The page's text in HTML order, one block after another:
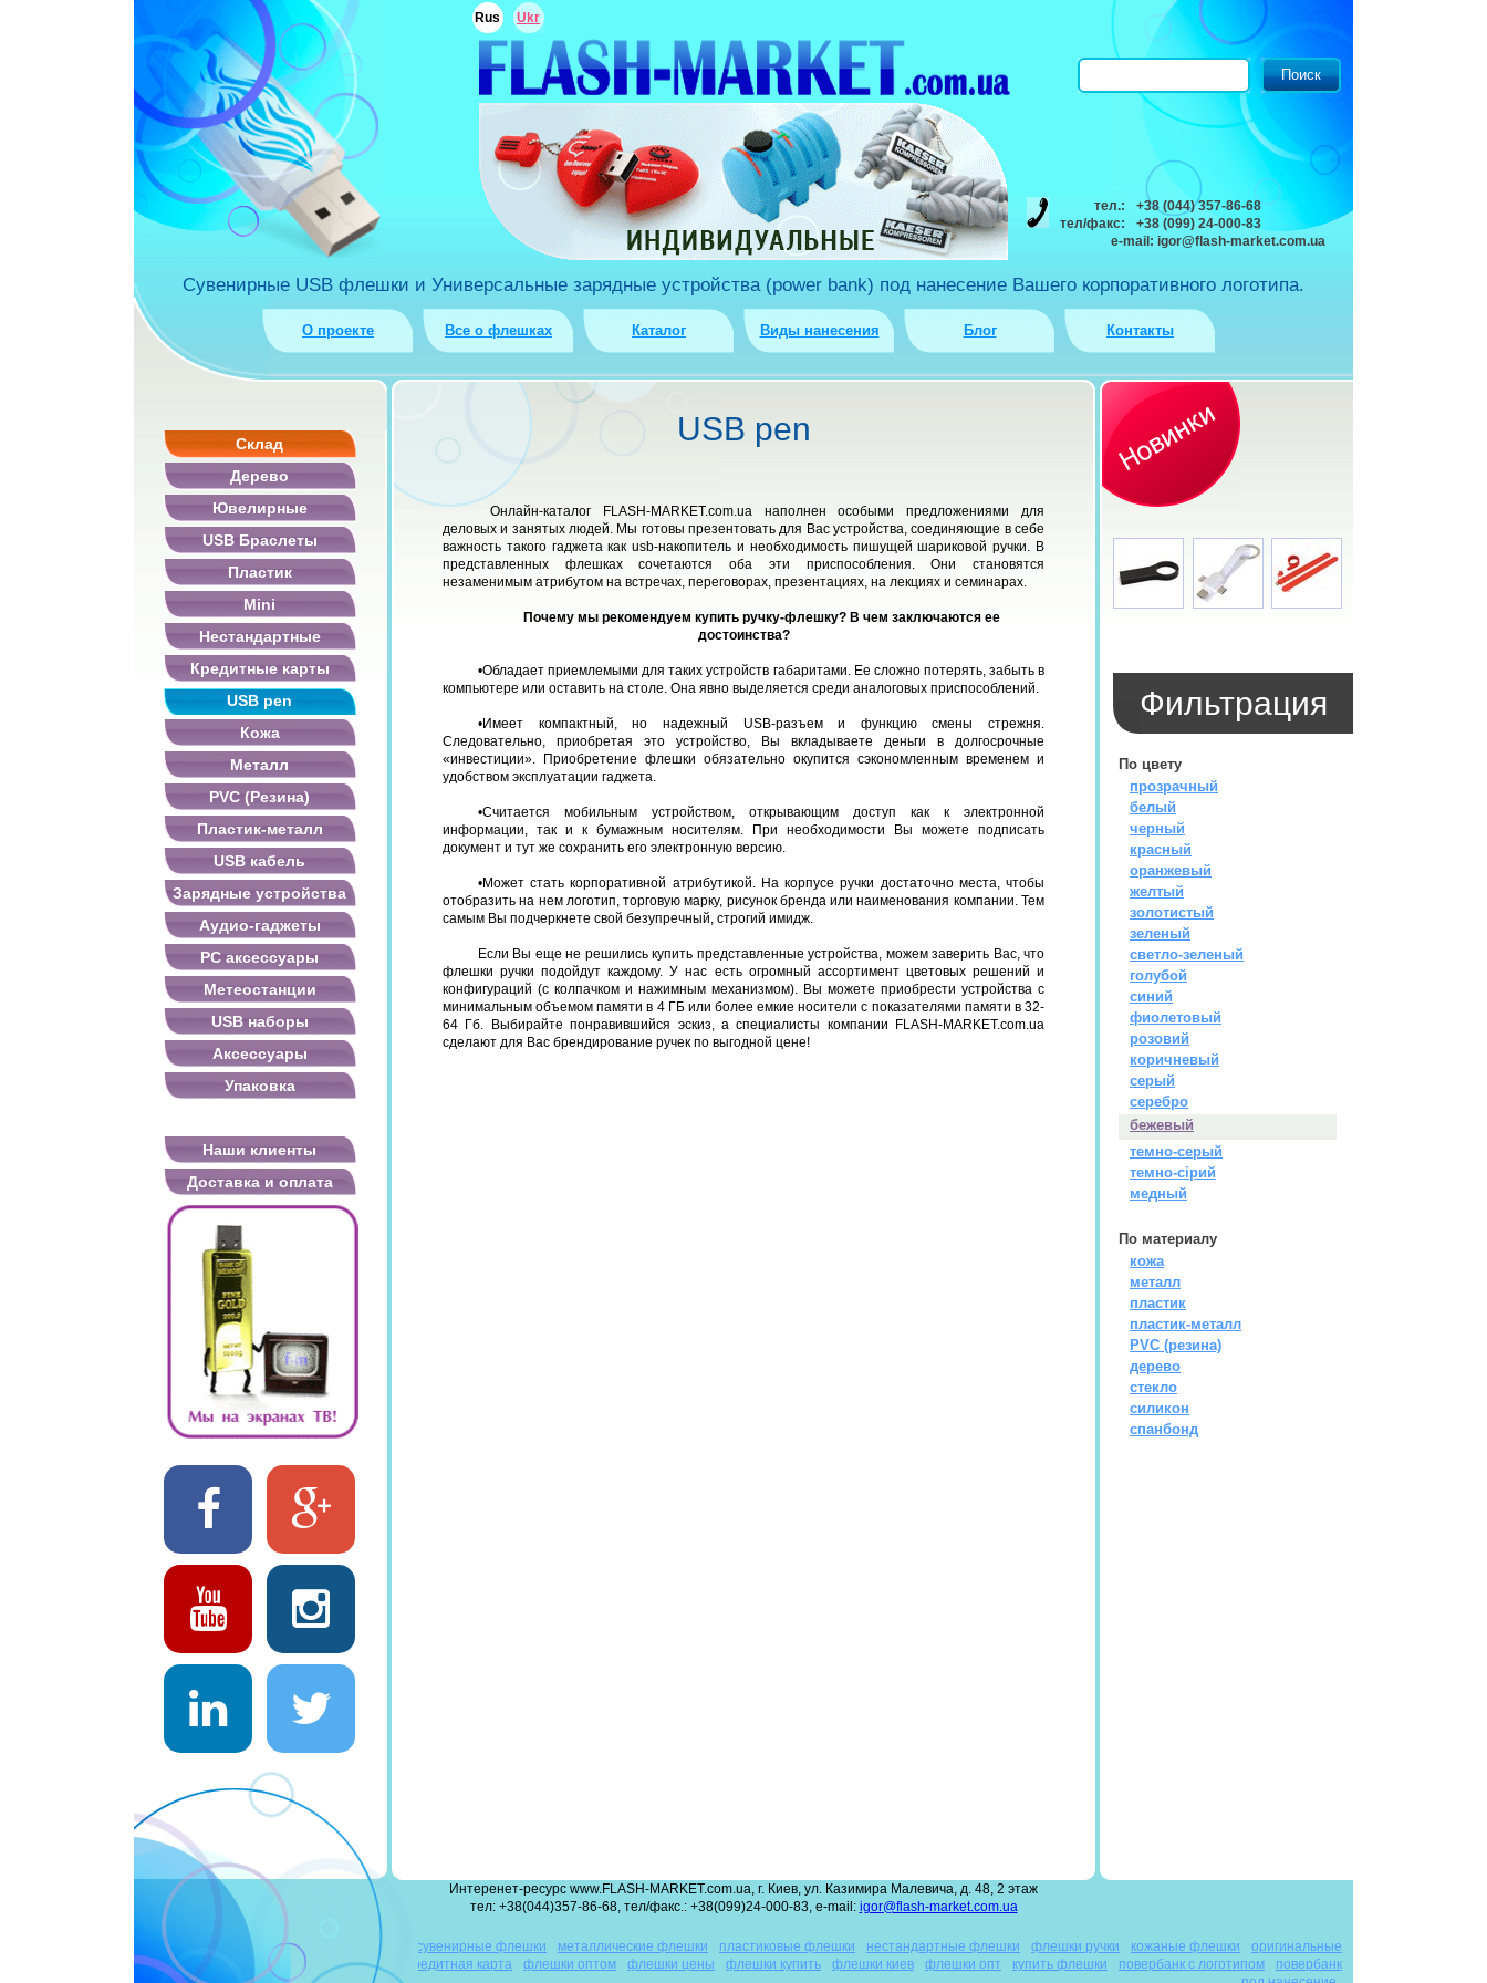
Сувенирные USB флешки и Универсальные зарядные устройства (power bank) под нанесение Вашего корпоративного логотипа.
О проекте Все о флешках Каталог Виды нанесения Блог Контакты
Rus Ukr
USB pen
Онлайн-каталог FLASH-MARKET.com.ua наполнен особыми предложениями для
деловых и занятых людей. Мы готовы презентовать для Вас устройства, соединяющие в себе
важность такого гаджета как usb-накопитель и необходимость пишущей шариковой ручки. В
представленных флешках сочетаются оба эти приспособления. Они становятся
незаменимым атрибутом на встречах, переговорах, презентациях, на лекциях и семинарах.
Почему мы рекомендуем купить ручку-флешку? В чем заключаются ее
достоинства?
•Обладает приемлемыми для таких устройств габаритами. Ее сложно потерять, забыть в
компьютере или оставить на столе. Она явно выделяется среди аналоговых приспособлений.
•Имеет компактный, но надежный USB-разъем и функцию смены стрежня.
Следовательно, приобретая это устройство, Вы вкладываете деньги в долгосрочные
«инвестиции». Приобретение флешки обязательно окупится сэкономленным временем и
удобством эксплуатации гаджета.
•Считается мобильным устройством, открывающим доступ как к электронной
информации, так и к бумажным носителям. При необходимости Вы можете подписать
документ и тут же сохранить его электронную версию.
•Может стать корпоративной атрибутикой. На корпусе ручки достаточно места, чтобы
отобразить на нем логотип, торговую марку, рисунок бренда или наименования компании. Тем
самым Вы подчеркнете свой безупречный, строгий имидж.
Если Вы еще не решились купить представленные устройства, можем заверить Вас, что
флешки ручки подойдут каждому. У нас есть огромный ассортимент цветовых решений и
конфигураций (с колпачком и нажимным механизмом). Вы можете приобрести устройства с
минимальным объемом памяти в 4 ГБ или более емкие носители с показателями памяти в 32-
64 Гб. Выбирайте понравившийся эскиз, а специалисты компании FLASH-MARKET.com.ua
сделают для Вас брендирование ручек по выгодной цене!
Склад
Дерево
Ювелирные
USB Браслеты
Пластик
Mini
Нестандартные
Кредитные карты
USB pen
Кожа
Металл
PVC (Резина)
Пластик-металл
USB кабель
Зарядные устройства
Аудио-гаджеты
PC аксессуары
Метеостанции
USB наборы
Аксессуары
Упаковка
Наши клиенты
Доставка и оплата
Фильтрация
По цвету
прозрачный
белый
черный
красный
оранжевый
желтый
золотистый
зеленый
светло-зеленый
голубой
синий
фиолетовый
розовий
коричневый
серый
серебро
бежевый
темно-серый
темно-сірий
медный
По материалу
кожа
металл
пластик
пластик-металл
PVC (резина)
дерево
стекло
силикон
спанбонд
Интеренет-ресурс www.FLASH-MARKET.com.ua, г. Киев, ул. Казимира Малевича, д. 48, 2 этаж
тел: +38(044)357-86-68, тел/факс.: +38(099)24-000-83, e-mail: igor@flash-market.com.ua
деревянные флешки сувенирные флешки металлические флешки пластиковые флешки нестандартные флешки флешки ручки кожаные флешки
оригинальные
флешки
повербанк оптом флешка-кредитная карта флешки оптом флешки цены флешки купить флешки киев флешки опт купить флешки повербанк с логотипом
повербанк
тел.:
+38 (044) 357-86-68
тел/факс:
+38 (099) 24-000-83
e-mail: igor@flash-market.com.ua